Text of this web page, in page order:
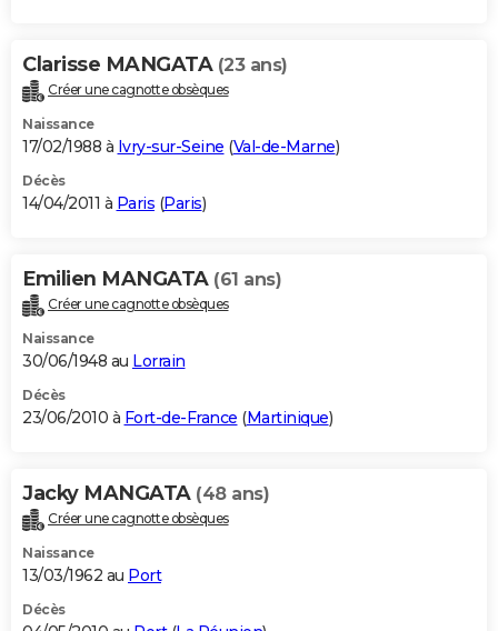
Clarisse MANGATA (23 ans)
Créer une cagnotte obsèques
Naissance
17/02/1988 à Ivry-sur-Seine (Val-de-Marne)
Décès
14/04/2011 à Paris (Paris)
Emilien MANGATA (61 ans)
Créer une cagnotte obsèques
Naissance
30/06/1948 au Lorrain
Décès
23/06/2010 à Fort-de-France (Martinique)
Jacky MANGATA (48 ans)
Créer une cagnotte obsèques
Naissance
13/03/1962 au Port
Décès